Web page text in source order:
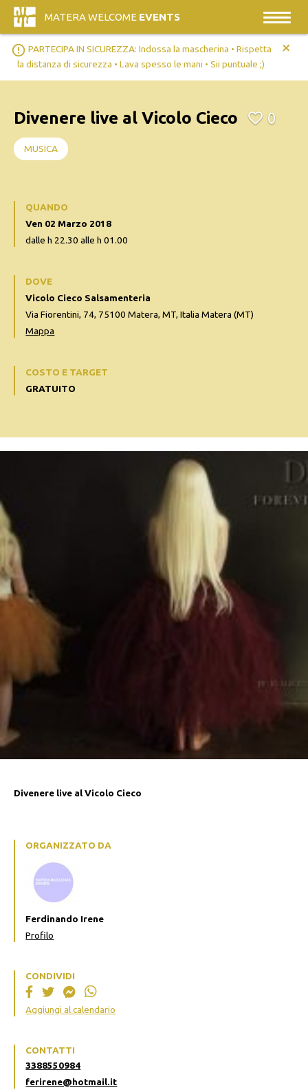
MATERA WELCOME EVENTS
error_outline PARTECIPA IN SICUREZZA: Indossa la mascherina • Rispetta
la distanza di sicurezza • Lava spesso le mani • Sii puntuale ;)
+
Divenere live al Vicolo Cieco
ORGANIZZATO DA
Ferdinando Irene
Profilo
CONDIVIDI
Aggiungi al calendario
CONTATTI
3388550984
ferirene@hotmail.it
Divenere live al Vicolo Cieco 0
MUSICA
QUANDO
Ven 02 Marzo 2018
dalle h 22.30 alle h 01.00
DOVE
Vicolo Cieco Salsamenteria
Via Fiorentini, 74, 75100 Matera, MT, Italia Matera (MT)
Mappa
COSTO E TARGET
GRATUITO